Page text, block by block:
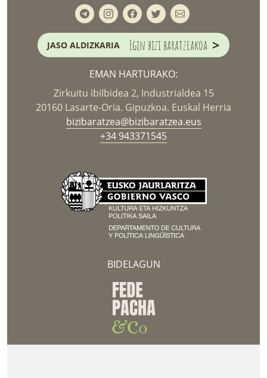
JASO ALDIZKARIA Egin bizi baratzeakoa >
EMAN HARTURAKO:
Zirkuitu ibilbidea 2, Industrialdea 15
20160 Lasarte-Oria. Gipuzkoa. Euskal Herria
bizibaratzea@bizibaratzea.eus
+34 943371545
BIDELAGUN